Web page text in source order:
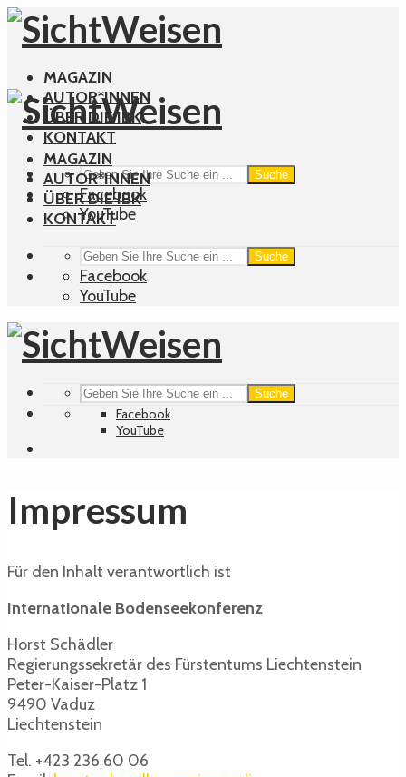
MAGAZIN
AUTOR*INNEN
ÜBER DIE IBK
KONTAKT
Suche
Facebook
YouTube
MAGAZIN
AUTOR*INNEN
ÜBER DIE IBK
KONTAKT
Suche
Facebook
YouTube
Suche
Facebook
YouTube
Impressum
Für den Inhalt verantwortlich ist
Internationale Bodenseekonferenz
Horst Schädler
Regierungssekretär des Fürstentums Liechtenstein
Peter-Kaiser-Platz 1
9490 Vaduz
Liechtenstein
Tel. +423 236 60 06